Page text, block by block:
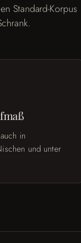
Standard-
in
und unter